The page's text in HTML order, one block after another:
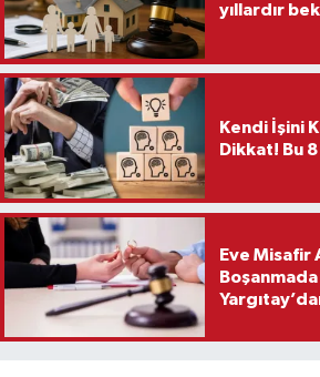
yıllardır
Kendi İşini
Dikkat! Bu
Eve Misafir
Boşanmada